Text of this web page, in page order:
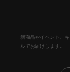
新商品やイベント、
ルでお届けします。